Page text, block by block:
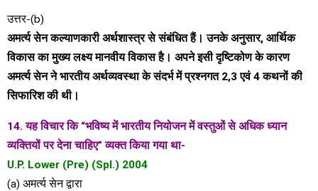
उत्तर-(b)
अमर्त्य सेन कल्याणकारी अर्थशास्त्र से संबंधित हैं। उनके अनुसार, आर्थिक
विकास का मुख्य लक्ष्य मानवीय विकास है। अपने इसी दृष्टिकोण के कारण
अमर्त्य सेन ने भारतीय अर्थव्यवस्था के संदर्भ में प्रश्नगत 2,3 एवं 4 कथनों की
सिफारिश की थी।
14. यह विचार कि “भविष्य में भारतीय नियोजन में वस्तुओं से अधिक ध्यान
व्यक्तियों पर देना चाहिए” व्यक्त किया गया था-
U.P. Lower (Pre) (Spl.) 2004
(a) अमर्त्य सेन द्वारा